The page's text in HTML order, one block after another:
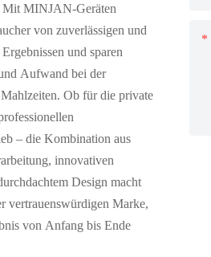
Mit MINJAN-Geräten
von zuverlässigen und
und sparen
Aufwand bei der
Ob für die private
– die Kombination aus
innovativen
Design macht
vertrauenswürdigen Marke,
von Anfang bis Ende